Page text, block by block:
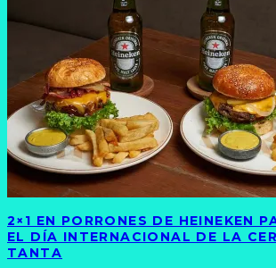
2×1 EN PORRONES DE HEINEKEN
EL DÍA INTERNACIONAL DE LA
TANTA